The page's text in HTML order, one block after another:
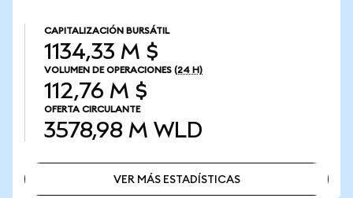
CAPITALIZACIÓN BURSÁTIL
1134,33 M $
VOLUMEN DE OPERACIONES (24 H)
112,76 M $
OFERTA CIRCULANTE
3578,98 M WLD
VER MÁS ESTADÍSTICAS